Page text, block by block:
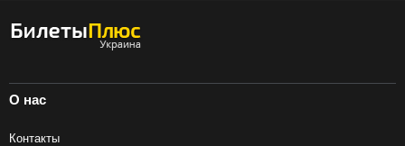
О нас
Контакты